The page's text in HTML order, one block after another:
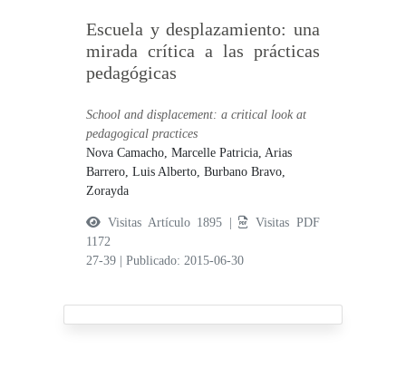
Escuela y desplazamiento: una
mirada crítica a las prácticas
pedagógicas
School and displacement: a critical look at
pedagogical practices
Nova Camacho, Marcelle Patricia,Arias
Barrero, Luis Alberto,Burbano Bravo,
Zorayda
Visitas Artículo 1895 |
Visitas PDF
1172
27-39
|Publicado: 2015-06-30